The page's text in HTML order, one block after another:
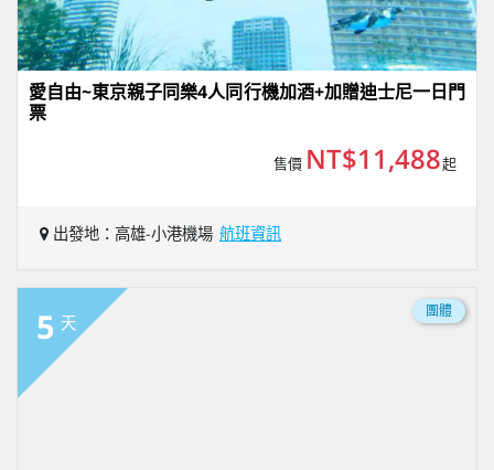
愛自由~東京親子同樂4人同行機加酒+加贈迪士尼一日門
票
售價 NT$11,488起
出發地：高雄-小港機場 航班資訊
5 天
團體